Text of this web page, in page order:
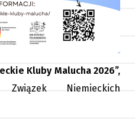
Kluby Malucha 2026”,
Niemieckich